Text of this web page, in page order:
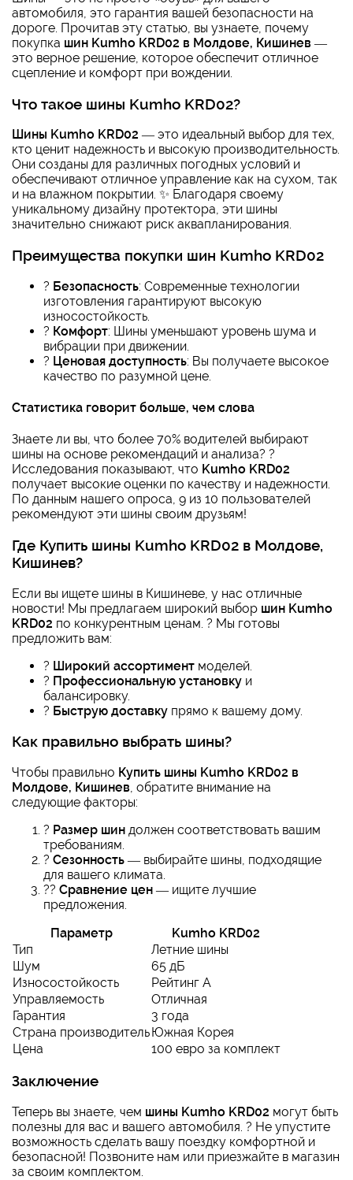
автомобиля, это гарантия вашей безопасности на
дороге. Прочитав эту статью, вы узнаете, почему
покупка шин Kumho KRD02 в Молдове, Кишинев —
это верное решение, которое обеспечит отличное
сцепление и комфорт при вождении.
Что такое шины Kumho KRD02?
Шины Kumho KRD02 — это идеальный выбор для тех,
кто ценит надежность и высокую производительность.
Они созданы для различных погодных условий и
обеспечивают отличное управление как на сухом, так
и на влажном покрытии. ✨ Благодаря своему
уникальному дизайну протектора, эти шины
значительно снижают риск аквапланирования.
Преимущества покупки шин Kumho KRD02
? Безопасность: Современные технологии
изготовления гарантируют высокую
износостойкость.
? Комфорт: Шины уменьшают уровень шума и
вибрации при движении.
? Ценовая доступность: Вы получаете высокое
качество по разумной цене.
Статистика говорит больше, чем слова
Знаете ли вы, что более 70% водителей выбирают
шины на основе рекомендаций и анализа? ?
Исследования показывают, что Kumho KRD02
получает высокие оценки по качеству и надежности.
По данным нашего опроса, 9 из 10 пользователей
рекомендуют эти шины своим друзьям!
Где Купить шины Kumho KRD02 в Молдове,
Кишинев?
Если вы ищете шины в Кишиневе, у нас отличные
новости! Мы предлагаем широкий выбор шин Kumho
KRD02 по конкурентным ценам. ? Мы готовы
предложить вам:
? Широкий ассортимент моделей.
?️ Профессиональную установку и
балансировку.
? Быструю доставку прямо к вашему дому.
Как правильно выбрать шины?
Чтобы правильно Купить шины Kumho KRD02 в
Молдове, Кишинев, обратите внимание на
следующие факторы:
? Размер шин должен соответствовать вашим
требованиям.
?️ Сезонность — выбирайте шины, подходящие
для вашего климата.
?‍? Сравнение цен — ищите лучшие
предложения.
Параметр
Kumho KRD02
Тип
Летние шины
Шум
65 дБ
Износостойкость
Рейтинг А
Управляемость
Отличная
Гарантия
3 года
Страна производительЮжная Корея
Цена
100 евро за комплект
Заключение
Теперь вы знаете, чем шины Kumho KRD02 могут быть
полезны для вас и вашего автомобиля. ? Не упустите
возможность сделать вашу поездку комфортной и
безопасной! Позвоните нам или приезжайте в магазин
за своим комплектом.